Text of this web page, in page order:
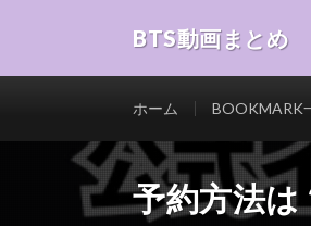
BTS動画まとめ
ホーム BOOKMARK
予約方法